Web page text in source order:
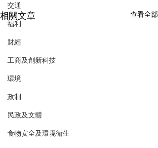
交通
福利
財經
工商及創新科技
環境
政制
民政及文體
食物安全及環境衛生
相關文章 查看全部